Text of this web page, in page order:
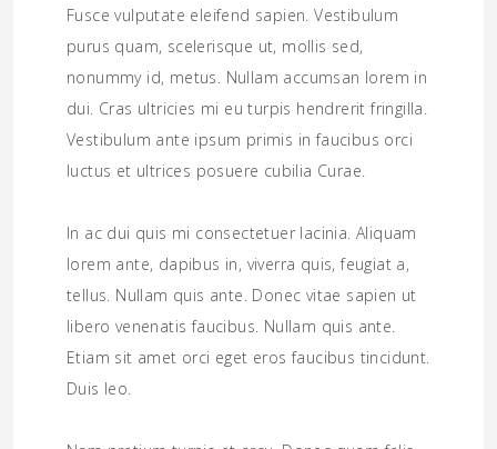
Fusce vulputate eleifend sapien. Vestibulum
purus quam, scelerisque ut, mollis sed,
nonummy id, metus. Nullam accumsan lorem in
dui. Cras ultricies mi eu turpis hendrerit fringilla.
Vestibulum ante ipsum primis in faucibus orci
luctus et ultrices posuere cubilia Curae.
In ac dui quis mi consectetuer lacinia. Aliquam
lorem ante, dapibus in, viverra quis, feugiat a,
tellus. Nullam quis ante. Donec vitae sapien ut
libero venenatis faucibus. Nullam quis ante.
Etiam sit amet orci eget eros faucibus tincidunt.
Duis leo.